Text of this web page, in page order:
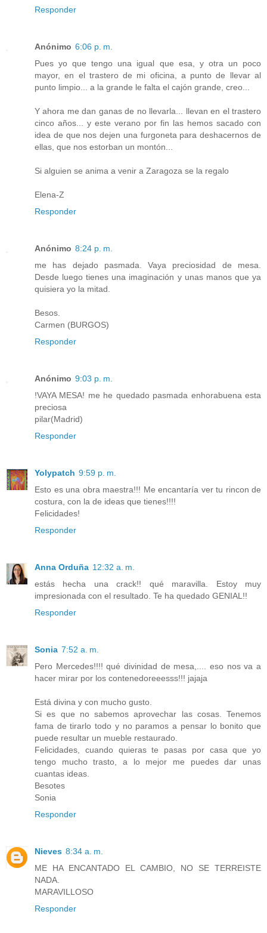
Responder
Anónimo 6:06 p. m.
Pues yo que tengo una igual que esa, y otra un poco
mayor, en el trastero de mi oficina, a punto de llevar al
punto limpio... a la grande le falta el cajón grande, creo...
Y ahora me dan ganas de no llevarla... llevan en el trastero
cinco años... y este verano por fin las hemos sacado con
idea de que nos dejen una furgoneta para deshacernos de
ellas, que nos estorban un montón...
Si alguien se anima a venir a Zaragoza se la regalo
Elena-Z
Responder
Anónimo 8:24 p. m.
me has dejado pasmada. Vaya preciosidad de mesa.
Desde luego tienes una imaginación y unas manos que ya
quisiera yo la mitad.
Besos.
Carmen (BURGOS)
Responder
Anónimo 9:03 p. m.
!VAYA MESA! me he quedado pasmada enhorabuena esta
preciosa
pilar(Madrid)
Responder
Yolypatch 9:59 p. m.
Esto es una obra maestra!!! Me encantaría ver tu rincon de
costura, con la de ideas que tienes!!!!
Felicidades!
Responder
Anna Orduña 12:32 a. m.
estás hecha una crack!! qué maravilla. Estoy muy
impresionada con el resultado. Te ha quedado GENIAL!!
Responder
Sonia 7:52 a. m.
Pero Mercedes!!!! qué divinidad de mesa,.... eso nos va a
hacer mirar por los contenedoreeesss!!! jajaja
Está divina y con mucho gusto.
Si es que no sabemos aprovechar las cosas. Tenemos
fama de tirarlo todo y no paramos a pensar lo bonito que
puede resultar un mueble restaurado.
Felicidades, cuando quieras te pasas por casa que yo
tengo mucho trasto, a lo mejor me puedes dar unas
cuantas ideas.
Besotes
Sonia
Responder
Nieves 8:34 a. m.
ME HA ENCANTADO EL CAMBIO, NO SE TERREISTE
NADA.
MARAVILLOSO
Responder